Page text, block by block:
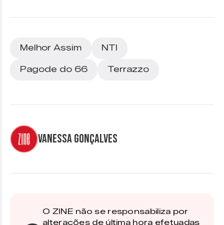
Melhor Assim NTI
Pagode do 66 Terrazzo
Vanessa Gonçalves
O ZINE não se responsabiliza por
alterações de última hora efetuadas